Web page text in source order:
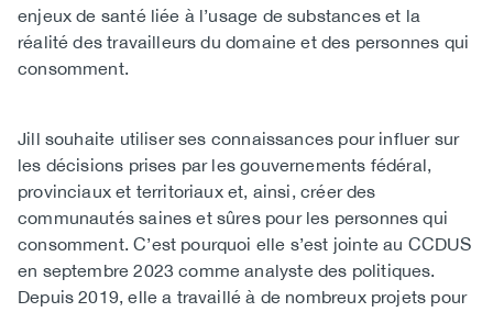
enjeux de santé liée à l’usage de substances et la
réalité des travailleurs du domaine et des personnes qui
consomment.
Jill souhaite utiliser ses connaissances pour influer sur
les décisions prises par les gouvernements fédéral,
provinciaux et territoriaux et, ainsi, créer des
communautés saines et sûres pour les personnes qui
consomment. C’est pourquoi elle s’est jointe au CCDUS
en septembre 2023 comme analyste des politiques.
Depuis 2019, elle a travaillé à de nombreux projets pour